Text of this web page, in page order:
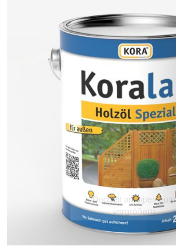
Doppelt antippen zum
vergrößern